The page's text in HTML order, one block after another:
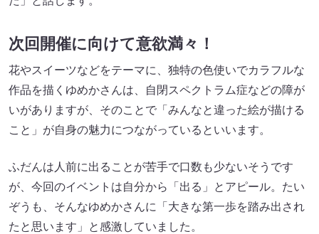
次回開催に向けて意欲満々！
花やスイーツなどをテーマに、独特の色使いでカラフルな
作品を描くゆめかさんは、自閉スペクトラム症などの障が
いがありますが、そのことで「みんなと違った絵が描ける
こと」が自身の魅力につながっているといいます。
ふだんは人前に出ることが苦手で口数も少ないそうです
が、今回のイベントは自分から「出る」とアピール。たい
ぞうも、そんなゆめかさんに「大きな第一歩を踏み出され
たと思います」と感激していました。